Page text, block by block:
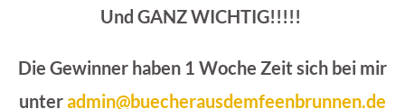
Und GANZ WICHTIG!!!!!
Die Gewinner haben 1 Woche Zeit sich bei mir
unteradmin@buecherausdemfeenbrunnen.de